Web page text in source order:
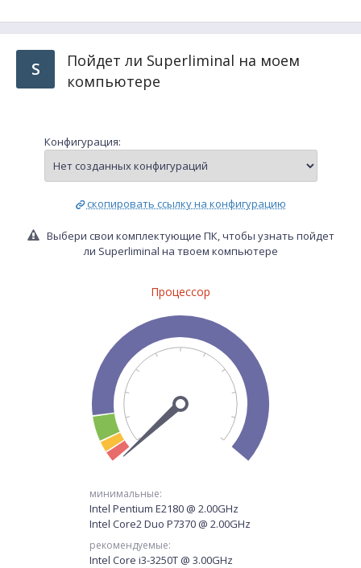
S
Пойдет ли Superliminal на моем
компьютере
Конфигурация:
скопировать ссылку на конфигурацию
Выбери свои комплектующие ПК, чтобы узнать пойдет
ли Superliminal на твоем компьютере
Процессор
минимальные:
Intel Pentium E2180 @ 2.00GHz
Intel Core2 Duo P7370 @ 2.00GHz
рекомендуемые:
Intel Core i3-3250T @ 3.00GHz